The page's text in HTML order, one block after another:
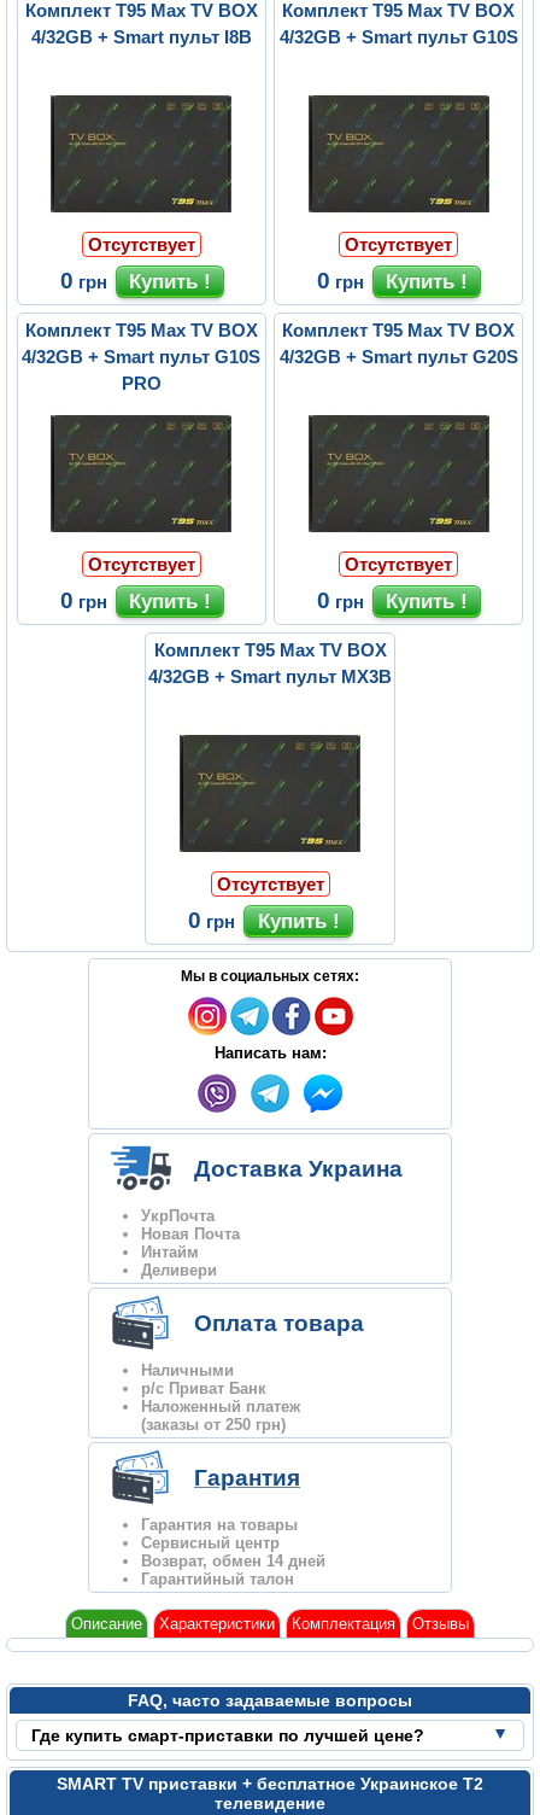
Комплект T95 Max TV BOX
4/32GB + Smart пульт I8B
Отсутствует
0 грн
Комплект T95 Max TV BOX
4/32GB + Smart пульт G10S
Отсутствует
0 грн
Комплект T95 Max TV BOX
4/32GB + Smart пульт G10S
PRO
Отсутствует
0 грн
Комплект T95 Max TV BOX
4/32GB + Smart пульт G20S
Отсутствует
0 грн
Комплект T95 Max TV BOX
4/32GB + Smart пульт MX3B
Отсутствует
0 грн
Мы в социальных сетях:
Написать нам:
Доставка Украина
УкрПочта
Новая Почта
Интайм
Деливери
Оплата товара
Наличными
р/с Приват Банк
Наложенный платеж
(заказы от 250 грн)
Гарантия
Гарантия на товары
Сервисный центр
Возврат, обмен 14 дней
Гарантийный талон
Описание Характеристики Комплектация Отзывы
FAQ, часто задаваемые вопросы
Где купить смарт-приставки по лучшей цене?
SMART TV приставки + бесплатное Украинское Т2
телевидение